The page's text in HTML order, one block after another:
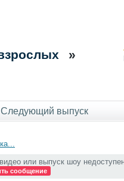
»
Следующий выпуск
или выпуск шоу
сообщение